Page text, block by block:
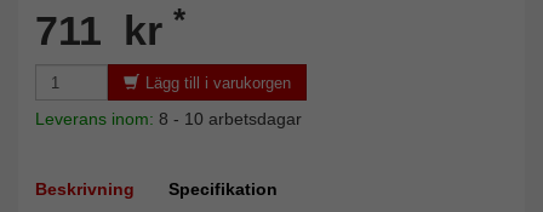
711 kr *
Lägg till i varukorgen
Leverans inom: 8 - 10 arbetsdagar
Beskrivning Specifikation